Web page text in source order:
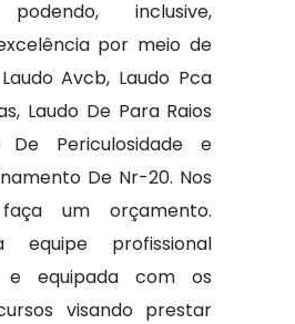
podendo, inclusive,
por meio de
Avcb, Laudo Pca
Laudo De Para Raios
De Periculosidade e
De Nr-20. Nos
um orçamento.
equipe profissional
e equipada com os
visando prestar